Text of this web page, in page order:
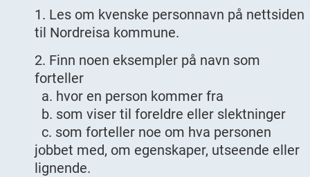
Les om kvenske personnavn på nettsiden
til Nordreisa kommune.
Finn noen eksempler på navn som
forteller
a. hvor en person kommer fra
b. som viser til foreldre eller slektninger
c. som forteller noe om hva personen
jobbet med, om egenskaper, utseende eller
lignende.